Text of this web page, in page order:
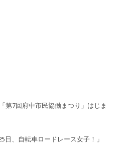
第7回府中市民協働まつり」はじま
日、自転車ロードレース女子！」